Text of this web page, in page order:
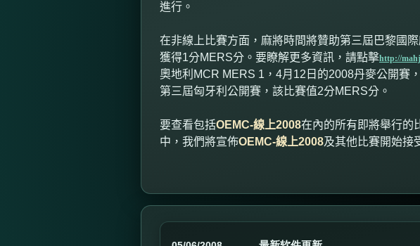
進行。
在非線上比賽方面，麻將時間將贊助第三屆巴黎國
獲得1分MERS分。要瞭解更多資訊，請點擊http://
奧地利 MCR MERS 1 ， 4月 12 日的2008丹麥公開賽
第三屆匈牙利公開賽，該比賽值2分MERS分。
要查看包括OEMC-線上2008在內的所有即將舉行的
中，我們將宣佈OEMC-線上2008及其他比賽開始接